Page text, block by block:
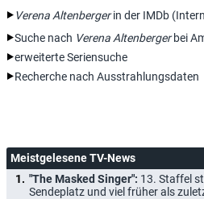
Verena Altenbergerin der IMDb
Suche nach Verena Altenbergerbei
erweiterte Seriensuche
Recherche nach Ausstrahlungsdaten
Meistgelesene TV-News
"The Masked Singer": 13. Staffel
Sendeplatz und viel früher als